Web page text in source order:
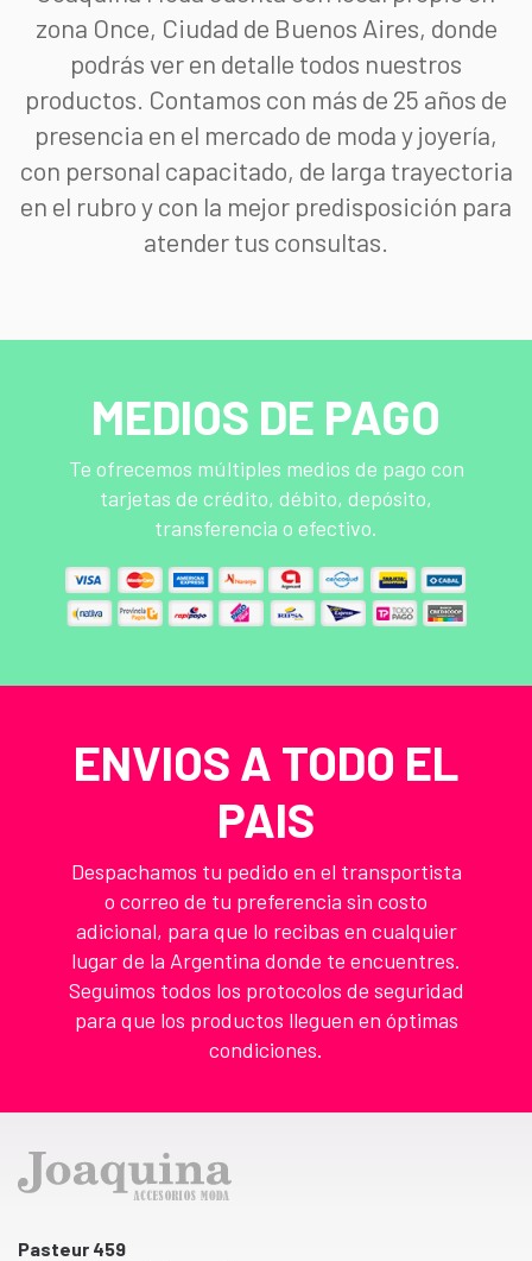
zona Once, Ciudad de Buenos Aires, donde
podrás ver en detalle todos nuestros
productos. Contamos con más de 25 años de
presencia en el mercado de moda y joyería,
con personal capacitado, de larga trayectoria
en el rubro y con la mejor predisposición para
atender tus consultas.
MEDIOS DE PAGO
Te ofrecemos múltiples medios de pago con
tarjetas de crédito, débito, depósito,
transferencia o efectivo.
ENVIOS A TODO EL
PAIS
Despachamos tu pedido en el transportista
o correo de tu preferencia sin costo
adicional, para que lo recibas en cualquier
lugar de la Argentina donde te encuentres.
Seguimos todos los protocolos de seguridad
para que los productos lleguen en óptimas
condiciones.
Pasteur 459